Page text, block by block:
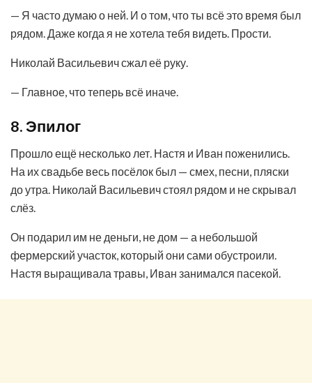
— Я часто думаю о ней. И о том, что ты всё это время был
рядом. Даже когда я не хотела тебя видеть. Прости.
Николай Васильевич сжал её руку.
— Главное, что теперь всё иначе.
8. Эпилог
Прошло ещё несколько лет. Настя и Иван поженились.
На их свадьбе весь посёлок был — смех, песни, пляски
до утра. Николай Васильевич стоял рядом и не скрывал
слёз.
Он подарил им не деньги, не дом — а небольшой
фермерский участок, который они сами обустроили.
Настя выращивала травы, Иван занимался пасекой.